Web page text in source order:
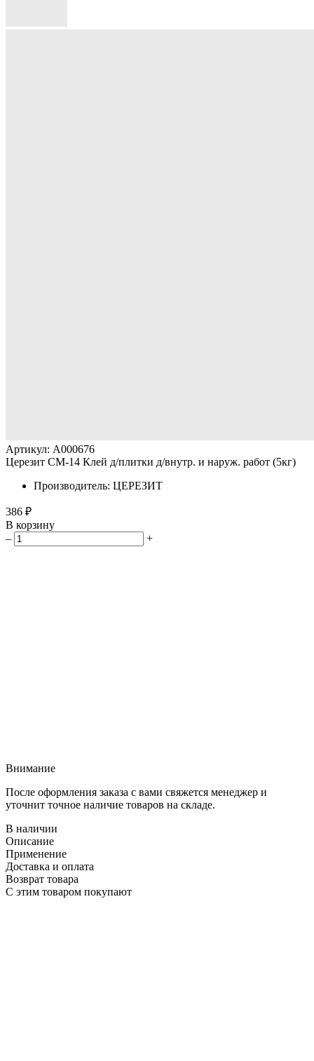
Артикул: A000676
Церезит СМ-14 Клей д/плитки д/внутр. и наруж. работ (5кг)
Производитель: ЦЕРЕЗИТ
386 ₽
В корзину
–
+
Внимание
После оформления заказа с вами свяжется менеджер и
уточнит точное наличие товаров на складе.
В наличии
Описание
Применение
Доставка и оплата
Возврат товара
С этим товаром покупают